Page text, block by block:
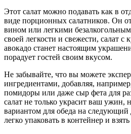
Этот салат можно подавать как в
виде порционных салатников. Он
вином или легкими
своей легкости и свежести, салат с
авокадо станет настоящим
порадует гостей своим вкусом.
Не забывайте, что вы можете
ингредиентами, добавляя,
помидоры или даже сыр фета для
салат не только украсит ваш ужин,
вариантом для обеда на следующий
легко упаковать в контейнер и